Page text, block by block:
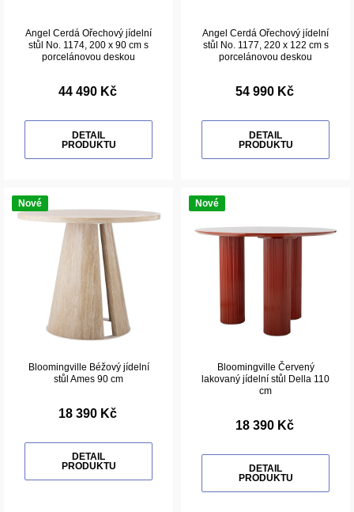
Angel Cerdá Ořechový jídelní
stůl No. 1174, 200 x 90 cm s
porcelánovou deskou
44 490 Kč
DETAIL
PRODUKTU
Angel Cerdá Ořechový jídelní
stůl No. 1177, 220 x 122 cm s
porcelánovou deskou
54 990 Kč
DETAIL
PRODUKTU
Nové
Bloomingville Béžový jídelní
stůl Ames 90 cm
18 390 Kč
DETAIL
PRODUKTU
Nové
Bloomingville Červený
lakovaný jídelní stůl Della 110
cm
18 390 Kč
DETAIL
PRODUKTU